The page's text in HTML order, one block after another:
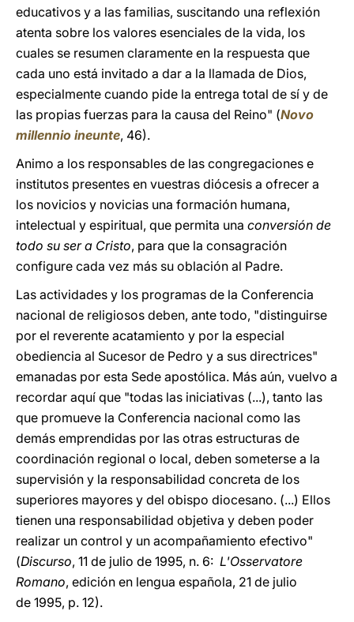
educativos y a las familias, suscitando una reflexión
atenta sobre los valores esenciales de la vida, los
cuales se resumen claramente en la respuesta que
cada uno está invitado a dar a la llamada de Dios,
especialmente cuando pide la entrega total de sí y de
las propias fuerzas para la causa del Reino" (Novo
millennio ineunte, 46).
Animo a los responsables de las congregaciones e
institutos presentes en vuestras diócesis a ofrecer a
los novicios y novicias una formación humana,
intelectual y espiritual, que permita una conversión de
todo su ser a Cristo, para que la consagración
configure cada vez más su oblación al Padre.
Las actividades y los programas de la Conferencia
nacional de religiosos deben, ante todo, "distinguirse
por el reverente acatamiento y por la especial
obediencia al Sucesor de Pedro y a sus directrices"
emanadas por esta Sede apostólica. Más aún, vuelvo a
recordar aquí que "todas las iniciativas (...), tanto las
que promueve la Conferencia nacional como las
demás emprendidas por las otras estructuras de
coordinación regional o local, deben someterse a la
supervisión y la responsabilidad concreta de los
superiores mayores y del obispo diocesano. (...) Ellos
tienen una responsabilidad objetiva y deben poder
realizar un control y un acompañamiento efectivo"
(Discurso, 11 de julio de 1995, n. 6: L'Osservatore
Romano, edición en lengua española, 21 de julio
de 1995, p. 12).